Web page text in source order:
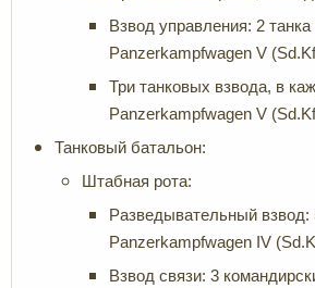
Взвод управления: 2 танка
Panzerkampfwagen V
Три танковых взвода, в
Panzerkampfwagen V
Танковый батальон:
Штабная рота:
Разведывательный взвод:
Panzerkampfwagen IV
Взвод связи: 3